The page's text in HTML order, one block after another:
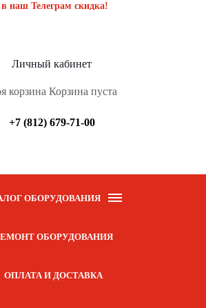
наш Телеграм скидка!
Личный кабинет
корзина Корзина пуста
+7 (812) 679-71-00
ОБОРУДОВАНИЯ
ОБОРУДОВАНИЯ
ОПЛАТА И ДОСТАВКА